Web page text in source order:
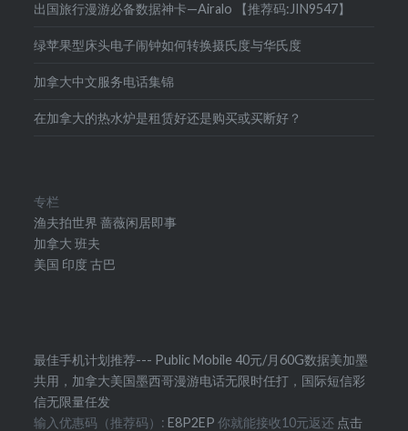
出国旅行漫游必备数据神卡—Airalo 【推荐码:JIN9547】
绿苹果型床头电子闹钟如何转换摄氏度与华氏度
加拿大中文服务电话集锦
在加拿大的热水炉是租赁好还是购买或买断好？
专栏
渔夫拍世界蔷薇闲居即事
加拿大 班夫
美国 印度 古巴
最佳手机计划推荐--- Public Mobile 40元/月60G数据美加墨
共用，加拿大美国墨西哥漫游电话无限时任打，国际短信彩
信无限量任发
输入优惠码（推荐码）:E8P2EP你就能接收10元返还 点击